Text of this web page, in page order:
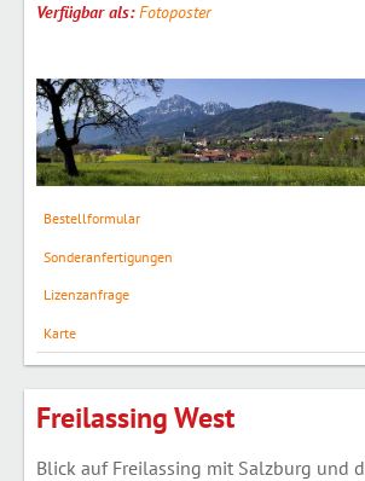
Verfügbar als:Fotoposter
Bestellformular
Sonderanfertigungen
Lizenzanfrage
Karte
Freilassing West
Blick auf Freilassing mit Salzburg und